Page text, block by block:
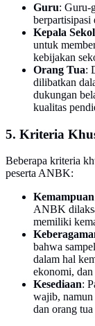
Guru: Guru-
berpartisipasi
Kepala
untuk
kebijakan
Orang Tua:
dilibatkan
dukungan
kualitas
5. Kriteria
Beberapa kriteria
peserta ANBK:
ANBK
memiliki
bahwa
dalam hal
ekonomi,
Kesediaan:
wajib, namun
dan orang